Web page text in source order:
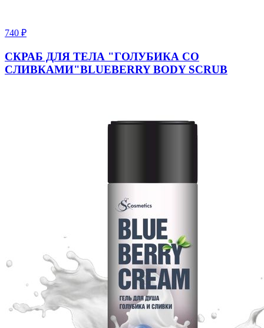
740 ₽
СКРАБ ДЛЯ ТЕЛА "ГОЛУБИКА СО
СЛИВКАМИ"BLUEBERRY BODY SCRUB